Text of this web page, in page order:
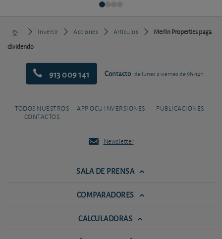
Invertir Acciones Artículos
Merlin Properties paga
dividendo
913 009 141 Contacto de lunes a viernes de 9h-14h
TODOS NUESTROS
CONTACTOS
APP OCU INVERSIONES PUBLICACIONES
Newsletter
SALA DE PRENSA
COMPARADORES
CALCULADORAS